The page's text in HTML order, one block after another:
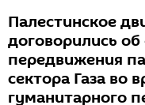
Палестинское
договорились
передвижения
сектора Газа во
гуманитарного